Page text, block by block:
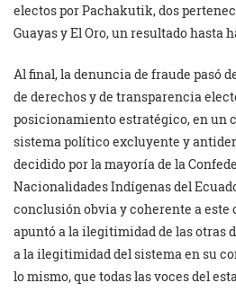
electos por Pachakutik, dos
Guayas y El Oro, un resultado hasta
Al final, la denuncia de fraude pasó
de derechos y de transparencia
posicionamiento estratégico, en un
sistema político excluyente y
decidido por la mayoría de la
Nacionalidades Indígenas del
conclusión obvia y coherente a
apuntó a la ilegitimidad de las otras
a la ilegitimidad del sistema en su
lo mismo, que todas las voces del